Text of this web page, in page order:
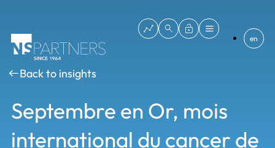
en
Back to insights
Septembre en Or, mois
international du cancer de